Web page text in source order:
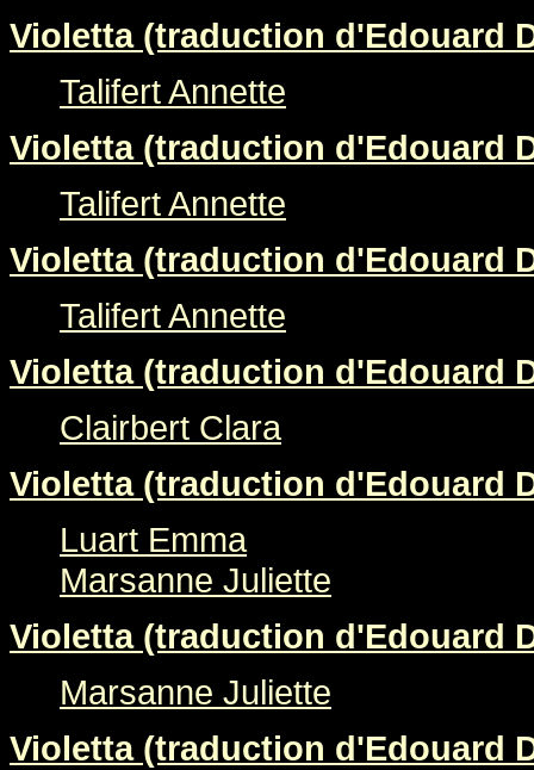
Violetta (traduction d'Edouard
Talifert Annette
Violetta (traduction d'Edouard
Talifert Annette
Violetta (traduction d'Edouard
Talifert Annette
Violetta (traduction d'Edouard
Clairbert Clara
Violetta (traduction d'Edouard
Luart Emma
Marsanne Juliette
Violetta (traduction d'Edouard
Marsanne Juliette
Violetta (traduction d'Edouard